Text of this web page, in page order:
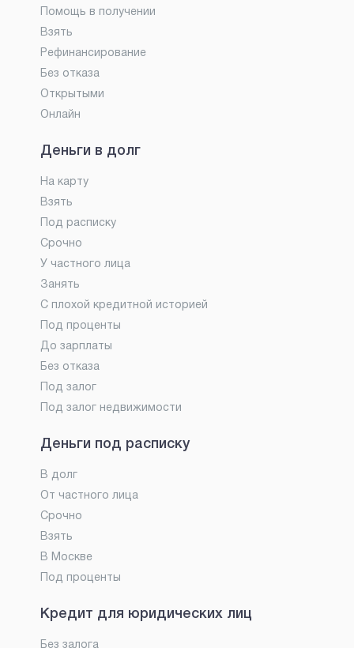
Помощь в получении
Взять
Рефинансирование
Без отказа
Открытыми
Онлайн
Деньги в долг
На карту
Взять
Под расписку
Срочно
У частного лица
Занять
С плохой кредитной историей
Под проценты
До зарплаты
Без отказа
Под залог
Под залог недвижимости
Деньги под расписку
В долг
От частного лица
Срочно
Взять
В Москве
Под проценты
Кредит для юридических лиц
Без залога